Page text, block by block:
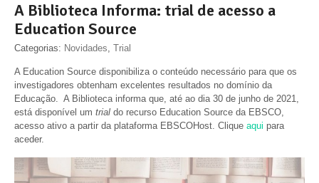
A Biblioteca Informa: trial de acesso a
Education Source
Categorias: Novidades, Trial
A Education Source disponibiliza o conteúdo necessário para que os
investigadores obtenham excelentes resultados no domínio da
Educação. A Biblioteca informa que, até ao dia 30 de junho de 2021,
está disponível um trial do recurso Education Source da EBSCO,
acesso ativo a partir da plataforma EBSCOHost. Clique aqui para
aceder.